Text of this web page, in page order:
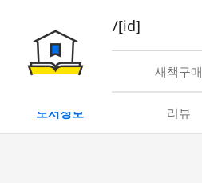
book/rent/[id]
대여 새책구매
도서정보 리뷰